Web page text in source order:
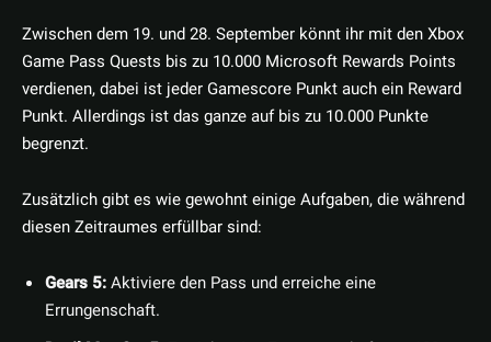
Zwischen dem 19. und 28. September könnt ihr mit den Xbox
Game Pass Quests bis zu 10.000 Microsoft Rewards Points
verdienen, dabei ist jeder Gamescore Punkt auch ein Reward
Punkt. Allerdings ist das ganze auf bis zu 10.000 Punkte
begrenzt.
Zusätzlich gibt es wie gewohnt einige Aufgaben, die während
diesen Zeitraumes erfüllbar sind:
Gears 5:Aktiviere den Pass und erreiche eine
Errungenschaft.